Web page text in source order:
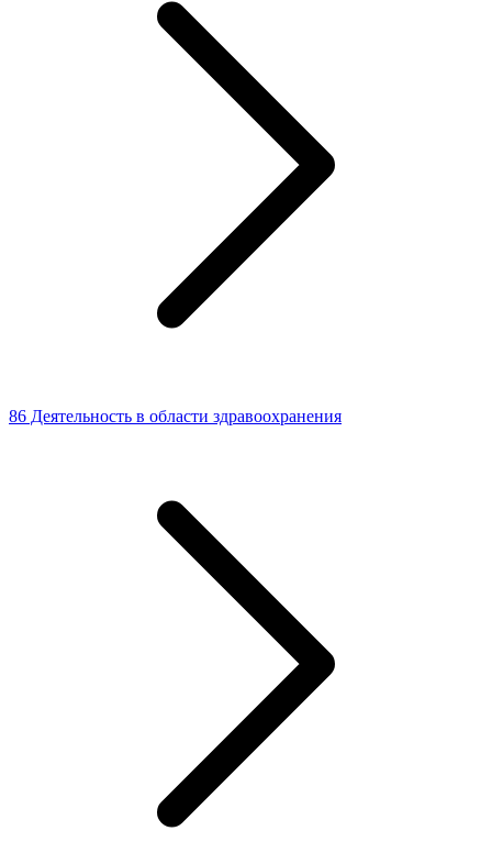
86 Деятельность в области здравоохранения